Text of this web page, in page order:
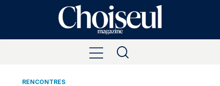
RENCONTRES